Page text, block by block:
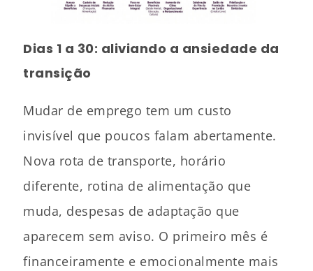
Dias 1 a 30: aliviando a ansiedade da
transição
Mudar de emprego tem um custo
invisível que poucos falam abertamente.
Nova rota de transporte, horário
diferente, rotina de alimentação que
muda, despesas de adaptação que
aparecem sem aviso. O primeiro mês é
financeiramente e emocionalmente mais